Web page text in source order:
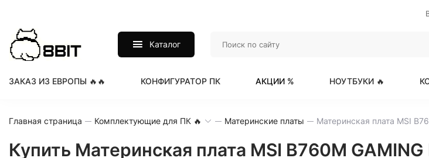
Каталог
ЗАКАЗ ИЗ ЕВРОПЫ 🔥🔥 КОНФИГУРАТОР ПК АКЦИИ % НОУТБУКИ 🔥
Главная страница Комплектующие для ПК 🔥 Материнские платы
Купить Материнская плата MSI B760M